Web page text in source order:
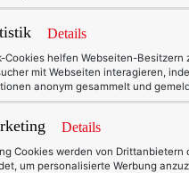
so soll der Frühling
Wettergott: Tauwetter
um zirka 25 Grad
Details
Cookies helfen Webseiten-Besitzern
mit Webseiten interagieren,
anonym gesammelt und
Details
Cookies werden von Drittanbietern
um personalisierte Werbung